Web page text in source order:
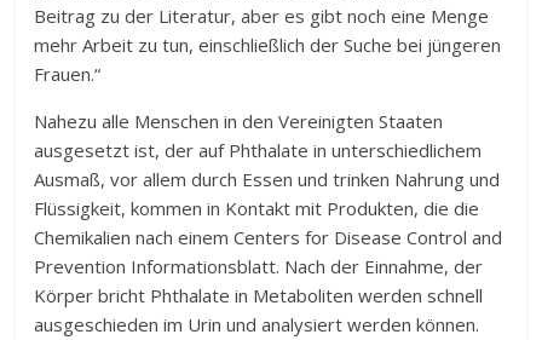
Beitrag zu der Literatur, aber es gibt noch eine Menge
mehr Arbeit zu tun, einschließlich der Suche bei jüngeren
Frauen.“
Nahezu alle Menschen in den Vereinigten Staaten
ausgesetzt ist, der auf Phthalate in unterschiedlichem
Ausmaß, vor allem durch Essen und trinken Nahrung und
Flüssigkeit, kommen in Kontakt mit Produkten, die die
Chemikalien nach einem Centers for Disease Control and
Prevention Informationsblatt. Nach der Einnahme, der
Körper bricht Phthalate in Metaboliten werden schnell
ausgeschieden im Urin und analysiert werden können.